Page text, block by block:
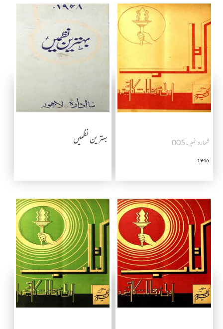
شمارہ نمبر۔005
1946
بہترین نظمیں